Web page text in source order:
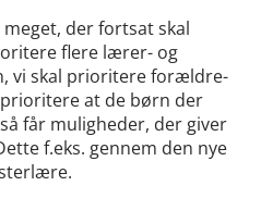
der fortsat skal
flere lærer- og
vi skal prioritere forældre-
at de børn der
får muligheder, der giver
f.eks. gennem den nye